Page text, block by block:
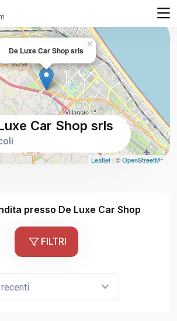
De Luxe Car Shop srls
×
Leaflet| ©OpenStreetMap
Car Shop srls
presso De Luxe Car Shop
FILTRI